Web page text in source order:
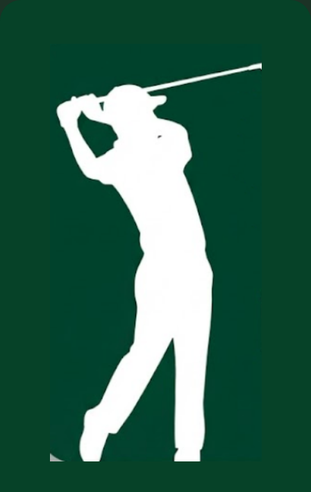
RÉSERVER
< RETOUR AUX ÉVÉNEMENTS
OPEN DES THERMES
MARINS 2024